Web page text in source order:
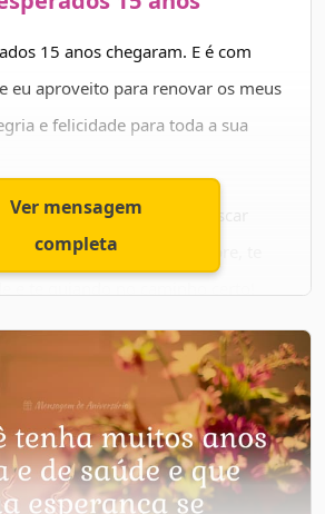
15 anos chegaram. E é com
eu aproveito para renovar os meus
e felicidade para toda a sua
esperança e garra para buscar
Que Deus te abençoe sempre, te
pois o seu sorriso é capaz de dar
com muita alegria! Feliz
Ver mensagem
completa